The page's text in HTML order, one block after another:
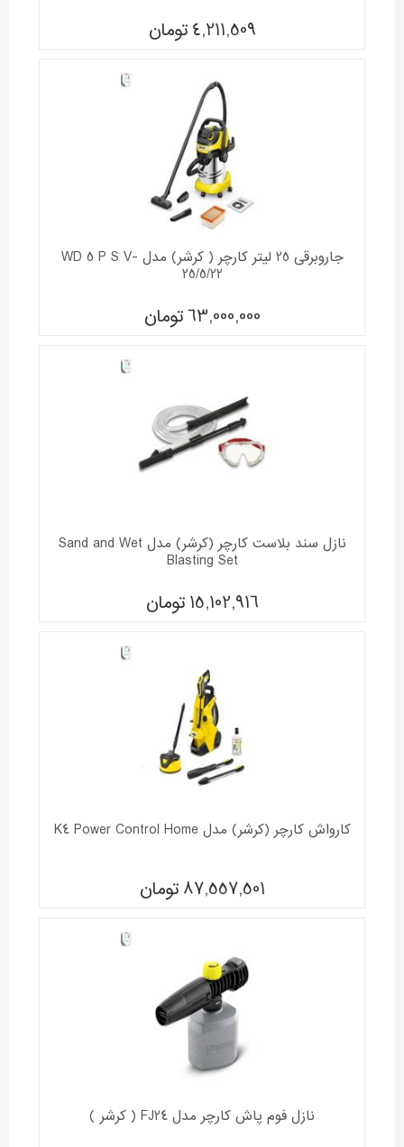
4,211,509 تومان
جاروبرقی 25 لیتر کارچر ( کرشر) مدل WD 5 P S V-
25/5/22
63,000,000تومان
نازل سند بلاست کارچر (کرشر) مدل Sand and Wet
Blasting Set
15,102,916 تومان
کارواش کارچر (کرشر) مدل K4 Power Control Home
87,557,501 تومان
نازل فوم پاش کارچر مدل FJ24 ( کرشر )